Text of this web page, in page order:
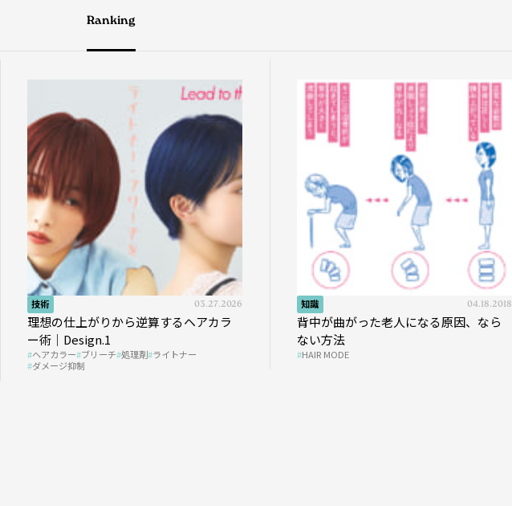
Ranking
技術 03.27.2026
理想の仕上がりから逆算するヘアカラ
ー術｜Design.1
ヘアカラー ブリーチ 処理剤 ライトナー
ダメージ抑制
知識 04.18.2018
背中が曲がった老人になる原因、なら
ない方法
HAIR MODE